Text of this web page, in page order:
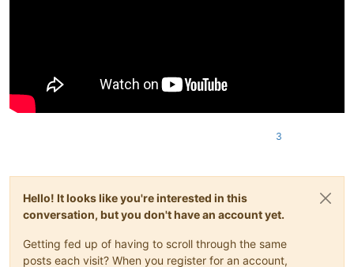
3
Hello! It looks like you're interested in this
conversation, but you don't have an account yet.
Getting fed up of having to scroll through the same
posts each visit? When you register for an account,